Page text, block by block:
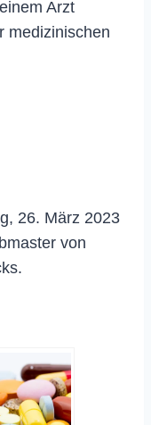
Arzt
medizinischen
26. März 2023
von